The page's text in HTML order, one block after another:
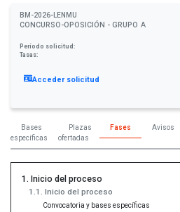
BM-2026-LENMU
CONCURSO-OPOSICIÓN - GRUPO A
Período solicitud:
Tasas:
Acceder solicitud
Bases
específicas
Plazas
ofertadas
Fases Avisos
1. Inicio del proceso
1.1. Inicio del proceso
Convocatoria y bases específicas